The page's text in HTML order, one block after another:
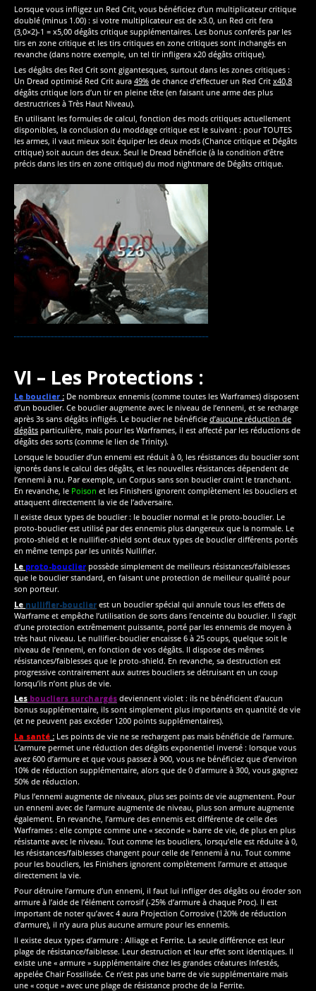
Lorsque vous infligez un Red Crit, vous bénéficiez d’un multiplicateur critique
doublé (minus 1.00) : si votre multiplicateur est de x3.0, un Red crit fera
(3,0×2)-1 = x5,00 dégâts critique supplémentaires. Les bonus conferés par les
tirs en zone critique et les tirs critiques en zone critiques sont inchangés en
revanche (dans notre exemple, un tel tir infligera x20 dégâts critique).
Les dégâts des Red Crit sont gigantesques, surtout dans les zones critiques :
Un Dread optimisé Red Crit aura 49% de chance d’effectuer un Red Crit x40,8
dégâts critique lors d’un tir en pleine tête (en faisant une arme des plus
destructrices à Très Haut Niveau).
En utilisant les formules de calcul, fonction des mods critiques actuellement
disponibles, la conclusion du moddage critique est le suivant : pour TOUTES
les armes, il vaut mieux soit équiper les deux mods (Chance critique et Dégâts
critique) soit aucun des deux. Seul le Dread bénéficie (à la condition d’être
précis dans les tirs en zone critique) du mod nightmare de Dégâts critique.
VI – Les Protections :
Le bouclier : De nombreux ennemis (comme toutes les Warframes) disposent
d’un bouclier. Ce bouclier augmente avec le niveau de l’ennemi, et se recharge
après 3s sans dégâts infligés. Le bouclier ne bénéficie d’aucune réduction de
dégâts particulière, mais pour les Warframes, il est affecté par les réductions de
dégâts des sorts (comme le lien de Trinity).
Lorsque le bouclier d’un ennemi est réduit à 0, les résistances du bouclier sont
ignorés dans le calcul des dégâts, et les nouvelles résistances dépendent de
l’ennemi à nu. Par exemple, un Corpus sans son bouclier craint le tranchant.
En revanche, le Poison et les Finishers ignorent complètement les boucliers et
attaquent directement la vie de l’adversaire.
Il existe deux types de bouclier : le bouclier normal et le proto-bouclier. Le
proto-bouclier est utilisé par des ennemis plus dangereux que la normale. Le
proto-shield et le nullifier-shield sont deux types de bouclier différents portés
en même temps par les unités Nullifier.
Le proto-bouclier possède simplement de meilleurs résistances/faiblesses
que le bouclier standard, en faisant une protection de meilleur qualité pour
son porteur.
Le nullifier-bouclier est un bouclier spécial qui annule tous les effets de
Warframe et empêche l’utilisation de sorts dans l’enceinte du bouclier. Il s’agit
d’une protection extrêmement puissante, porté par les ennemis de moyen à
très haut niveau. Le nullifier-bouclier encaisse 6 à 25 coups, quelque soit le
niveau de l’ennemi, en fonction de vos dégâts. Il dispose des mêmes
résistances/faiblesses que le proto-shield. En revanche, sa destruction est
progressive contrairement aux autres boucliers se détruisant en un coup
lorsqu’ils n’ont plus de vie.
Les boucliers surchargés deviennent violet : ils ne bénéficient d’aucun
bonus supplémentaire, ils sont simplement plus importants en quantité de vie
(et ne peuvent pas excéder 1200 points supplémentaires).
La santé : Les points de vie ne se rechargent pas mais bénéficie de l’armure.
L’armure permet une réduction des dégâts exponentiel inversé : lorsque vous
avez 600 d’armure et que vous passez à 900, vous ne bénéficiez que d’environ
10% de réduction supplémentaire, alors que de 0 d’armure à 300, vous gagnez
50% de réduction.
Plus l’ennemi augmente de niveaux, plus ses points de vie augmentent. Pour
un ennemi avec de l’armure augmente de niveau, plus son armure augmente
également. En revanche, l’armure des ennemis est différente de celle des
Warframes : elle compte comme une « seconde » barre de vie, de plus en plus
résistante avec le niveau. Tout comme les boucliers, lorsqu’elle est réduite à 0,
les résistances/faiblesses changent pour celle de l’ennemi à nu. Tout comme
pour les boucliers, les Finishers ignorent complètement l’armure et attaque
directement la vie.
Pour détruire l’armure d’un ennemi, il faut lui infliger des dégâts ou éroder son
armure à l’aide de l’élément corrosif (-25% d’armure à chaque Proc). Il est
important de noter qu’avec 4 aura Projection Corrosive (120% de réduction
d’armure), il n’y aura plus aucune armure pour les ennemis.
Il existe deux types d’armure : Alliage et Ferrite. La seule différence est leur
plage de résistance/faiblesse. Leur destruction et leur effet sont identiques. Il
existe une « armure » supplémentaire chez les grandes créatures Infestés,
appelée Chair Fossilisée. Ce n’est pas une barre de vie supplémentaire mais
une « coque » avec une plage de résistance proche de la Ferrite.